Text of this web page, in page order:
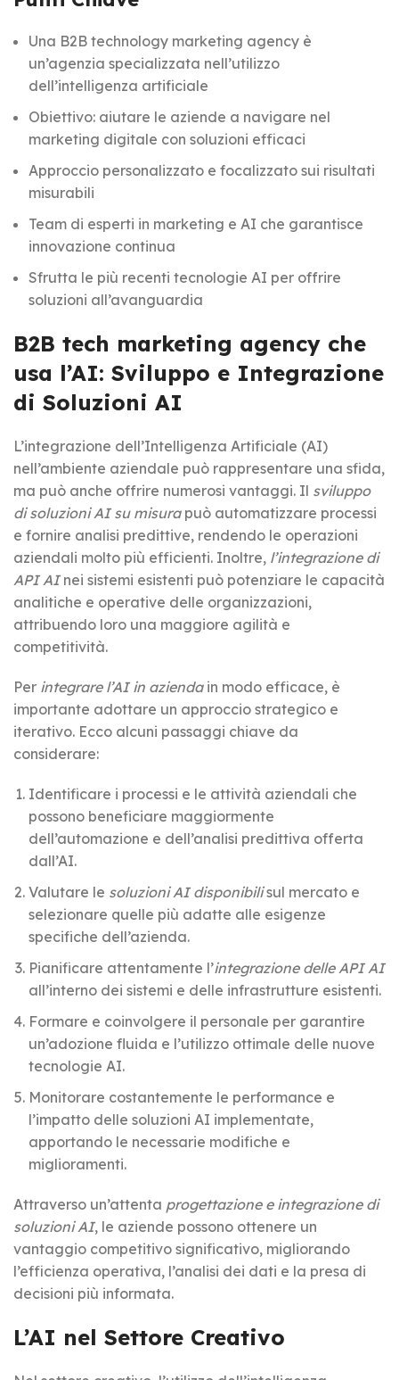
Una B2B technology marketing agency è
un’agenzia specializzata nell’utilizzo
dell’intelligenza artificiale
Obiettivo: aiutare le aziende a navigare nel
marketing digitale con soluzioni efficaci
Approccio personalizzato e focalizzato sui risultati
misurabili
Team di esperti in marketing e AI che garantisce
innovazione continua
Sfrutta le più recenti tecnologie AI per offrire
soluzioni all’avanguardia
B2B tech marketing agency che
usa l’AI: Sviluppo e Integrazione
di Soluzioni AI
L’integrazione dell’Intelligenza Artificiale (AI)
nell’ambiente aziendale può rappresentare una sfida,
ma può anche offrire numerosi vantaggi. Il sviluppo
di soluzioni AI su misurapuò automatizzare processi
e fornire analisi predittive, rendendo le operazioni
aziendali molto più efficienti. Inoltre, l’integrazione di
API AInei sistemi esistenti può potenziare le capacità
analitiche e operative delle organizzazioni,
attribuendo loro una maggiore agilità e
competitività.
Per integrare l’AI in aziendain modo efficace, è
importante adottare un approccio strategico e
iterativo. Ecco alcuni passaggi chiave da
considerare:
Identificare i processi e le attività aziendali che
possono beneficiare maggiormente
dell’automazione e dell’analisi predittiva offerta
dall’AI.
Valutare le soluzioni AI disponibilisul mercato e
selezionare quelle più adatte alle esigenze
specifiche dell’azienda.
Pianificare attentamente l’integrazione delle API AI
all’interno dei sistemi e delle infrastrutture esistenti.
Formare e coinvolgere il personale per garantire
un’adozione fluida e l’utilizzo ottimale delle nuove
tecnologie AI.
Monitorare costantemente le performance e
l’impatto delle soluzioni AI implementate,
apportando le necessarie modifiche e
miglioramenti.
Attraverso un’attenta progettazione e integrazione di
soluzioni AI, le aziende possono ottenere un
vantaggio competitivo significativo, migliorando
l’efficienza operativa, l’analisi dei dati e la presa di
decisioni più informata.
L’AI nel Settore Creativo